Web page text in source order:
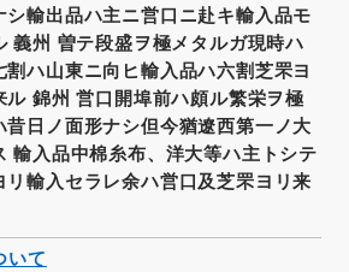
シ輸出品ハ主ニ営口ニ赴キ輸入品モ
義州 曽テ段盛ヲ極メタルガ現時ハ
ハ山東ニ向ヒ輸入品ハ六割芝罘ヨ
ル 錦州 営口開埠前ハ頗ル繁栄ヲ極
昔日ノ面形ナシ但今猶遼西第一ノ大
輸入品中棉糸布、洋大等ハ主トシテ
リ輸入セラレ余ハ営口及芝罘ヨリ来
いて